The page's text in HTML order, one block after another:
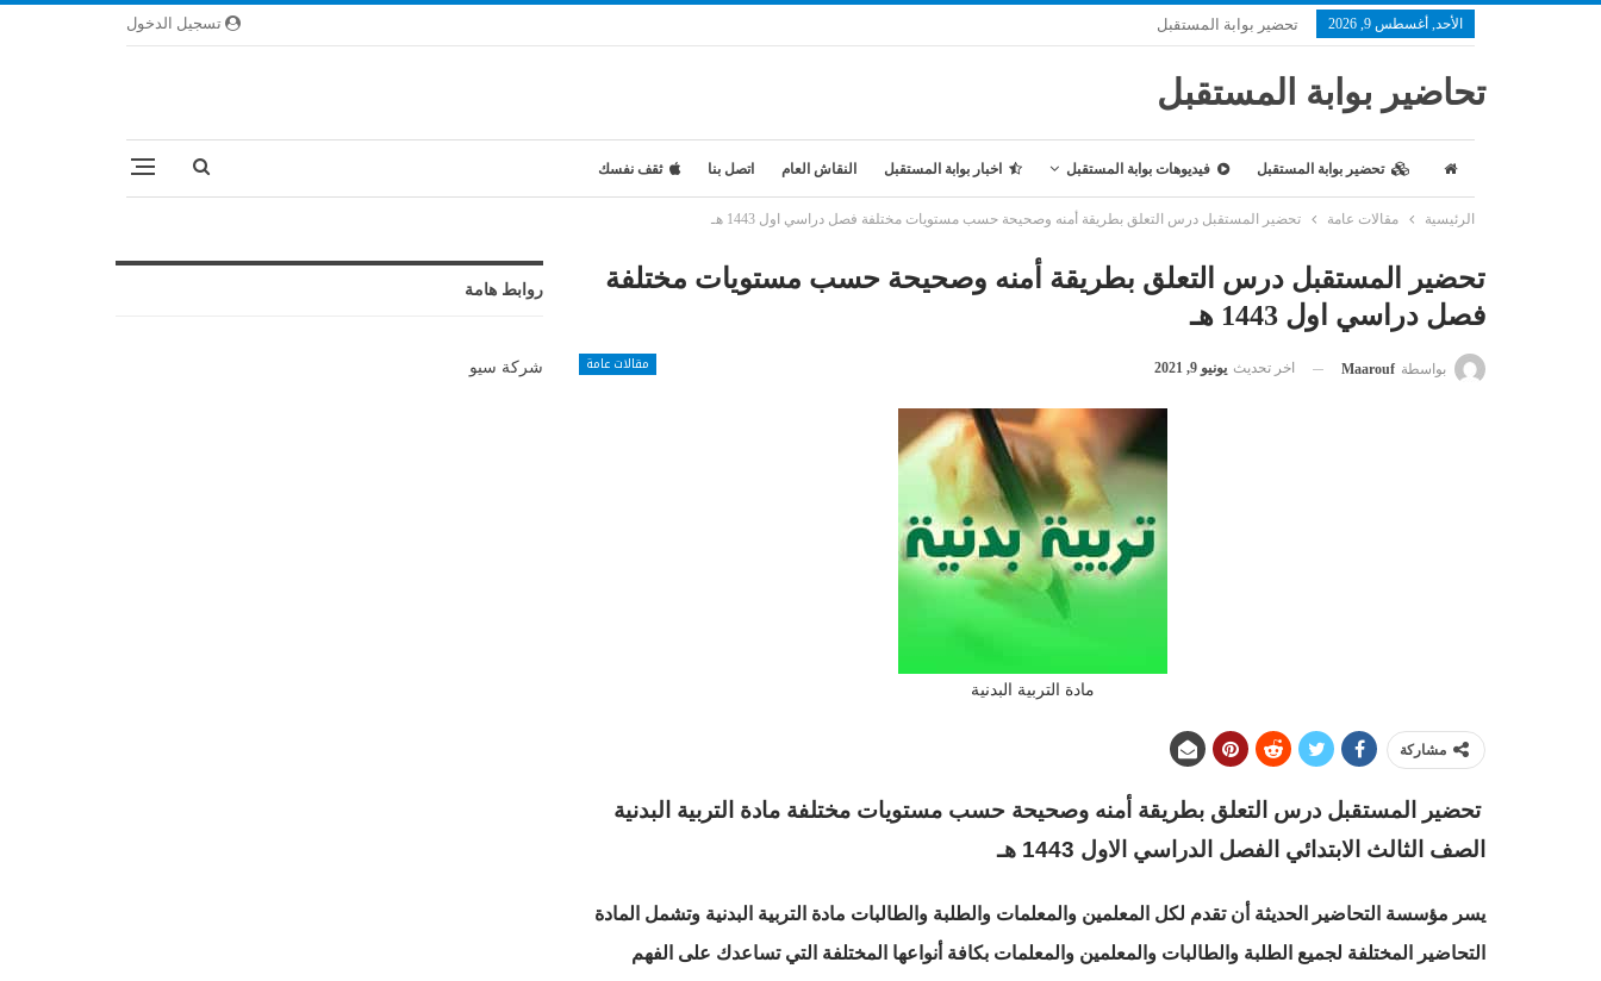
تسجيل الدخول الأحد, أغسطس 9, 2026 تحضير بوابة المستقبل
تحاضير بوابة المستقبل
تحضير بوابة المستقبل فيديوهات بوابة المستقبل اخبار بوابة المستقبل النقاش العام اتصل بنا ثقف نفسك
الرئيسية مقالات عامة تحضير المستقبل درس التعلق بطريقة أمنه وصحيحة حسب مستويات مختلفة فصل دراسي اول 1443 هـ
تحضير المستقبل درس التعلق بطريقة أمنه وصحيحة حسب مستويات مختلفة
فصل دراسي اول 1443 هـ
مقالات عامة بواسطة Maarouf اخر تحديث يونيو 9, 2021
مادة التربية البدنية
مشاركة
تحضير المستقبل درس التعلق بطريقة أمنه وصحيحة حسب مستويات مختلفة مادة التربية البدنية
الصف الثالث الابتدائي الفصل الدراسي الاول 1443 هـ
يسر مؤسسة التحاضير الحديثة أن تقدم لكل المعلمين والمعلمات والطلبة والطالبات مادة التربية البدنية وتشمل المادة
التحاضير المختلفة لجميع الطلبة والطالبات والمعلمين والمعلمات بكافة أنواعها المختلفة التي تساعدك على الفهم
روابط هامة
شركة سيو